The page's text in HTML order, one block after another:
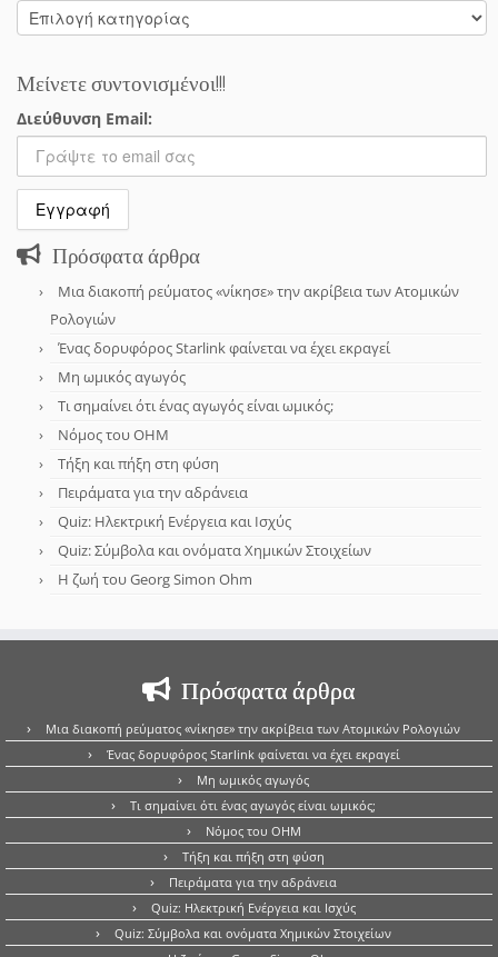
Κατηγορίες
Μείνετε συντονισμένοι!!!
Διεύθυνση Email:
Πρόσφατα άρθρα
Μια διακοπή ρεύματος «νίκησε» την ακρίβεια των Ατομικών
Ρολογιών
Ένας δορυφόρος Starlink φαίνεται να έχει εκραγεί
Μη ωμικός αγωγός
Τι σημαίνει ότι ένας αγωγός είναι ωμικός;
Νόμος του OHM
Τήξη και πήξη στη φύση
Πειράματα για την αδράνεια
Quiz: Ηλεκτρική Ενέργεια και Ισχύς
Quiz: Σύμβολα και ονόματα Χημικών Στοιχείων
Η ζωή του Georg Simon Ohm
Πρόσφατα άρθρα
Μια διακοπή ρεύματος «νίκησε» την ακρίβεια των Ατομικών Ρολογιών
Ένας δορυφόρος Starlink φαίνεται να έχει εκραγεί
Μη ωμικός αγωγός
Τι σημαίνει ότι ένας αγωγός είναι ωμικός;
Νόμος του OHM
Τήξη και πήξη στη φύση
Πειράματα για την αδράνεια
Quiz: Ηλεκτρική Ενέργεια και Ισχύς
Quiz: Σύμβολα και ονόματα Χημικών Στοιχείων